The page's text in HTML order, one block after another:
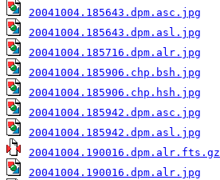
20041004.185643.dpm.asc.jpg
20041004.185643.dpm.asl.jpg
20041004.185716.dpm.alr.jpg
20041004.185906.chp.bsh.jpg
20041004.185906.chp.hsh.jpg
20041004.185942.dpm.asc.jpg
20041004.185942.dpm.asl.jpg
20041004.190016.dpm.alr.fts.gz
20041004.190016.dpm.alr.jpg